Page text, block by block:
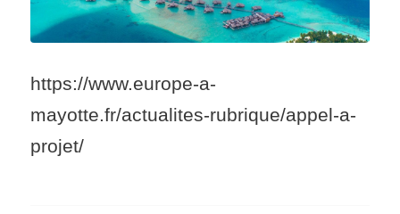
https://www.europe-a-
mayotte.fr/actualites-rubrique/appel-a-
projet/